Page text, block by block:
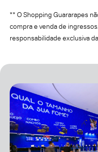
** O Shopping Guararapes
compra e venda de
responsabilidade exclusiva